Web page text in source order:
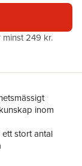
249 kr.
inom
stort antal